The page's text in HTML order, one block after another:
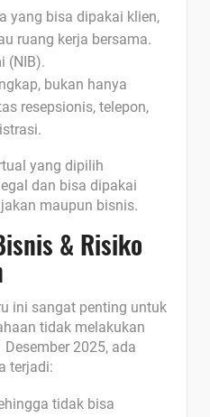
yang bisa dipakai klien,
ruang kerja bersama.
(NIB).
bukan hanya
resepsionis, telepon,
yang dipilih
dan bisa dipakai
maupun bisnis.
& Risiko
ini sangat penting untuk
tidak melakukan
2025, ada
terjadi:
tidak bisa